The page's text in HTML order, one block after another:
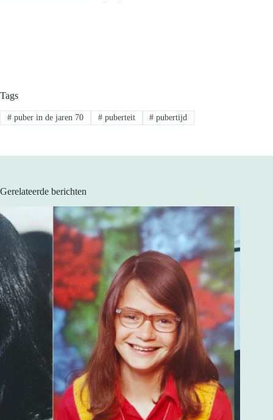
Tags
#puber in de jaren 70 #puberteit # pubertijd
Gerelateerde berichten